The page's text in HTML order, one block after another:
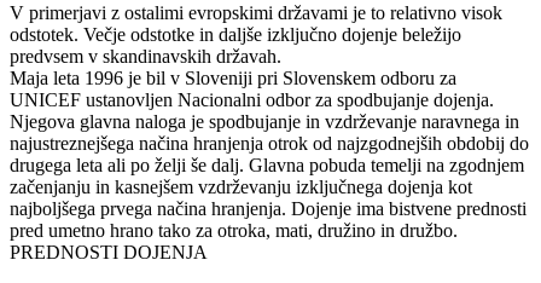
V primerjavi z ostalimi evropskimi državami je to relativno visok
odstotek. Večje odstotke in daljše izključno dojenje beležijo
predvsem v skandinavskih državah.
Maja leta 1996 je bil v Sloveniji pri Slovenskem odboru za
UNICEF ustanovljen Nacionalni odbor za spodbujanje dojenja.
Njegova glavna naloga je spodbujanje in vzdrževanje naravnega in
najustreznejšega načina hranjenja otrok od najzgodnejših obdobij do
drugega leta ali po želji še dalj. Glavna pobuda temelji na zgodnjem
začenjanju in kasnejšem vzdrževanju izključnega dojenja kot
najboljšega prvega načina hranjenja. Dojenje ima bistvene prednosti
pred umetno hrano tako za otroka, mati, družino in družbo.
PREDNOSTI DOJENJA